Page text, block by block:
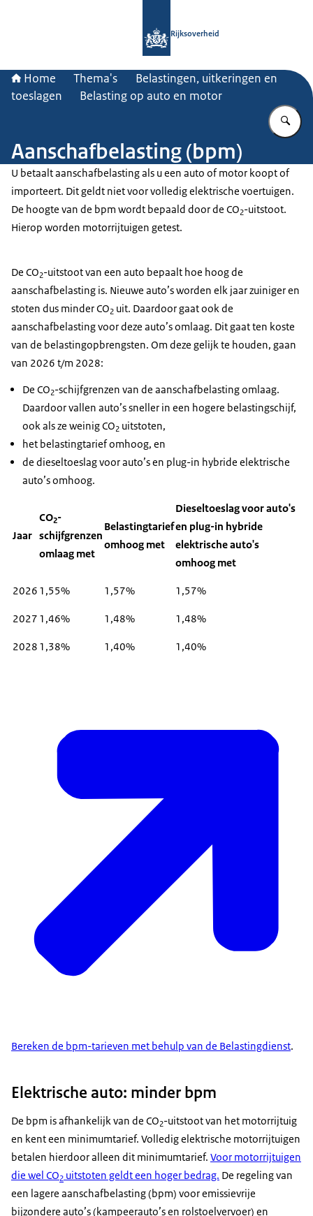
Rijksoverheid
Home Thema's
Belastingen, uitkeringen en
toeslagen
Belasting op auto en motor
Aanschafbelasting (bpm)
U betaalt aanschafbelasting als u een auto of motor koopt of
importeert. Dit geldt niet voor volledig elektrische voertuigen.
De hoogte van de bpm wordt bepaald door de CO2-uitstoot.
Hierop worden motorrijtuigen getest.
De CO2-uitstoot van een auto bepaalt hoe hoog de
aanschafbelasting is. Nieuwe auto’s worden elk jaar zuiniger en
stoten dus minder CO2 uit. Daardoor gaat ook de
aanschafbelasting voor deze auto’s omlaag. Dit gaat ten koste
van de belastingopbrengsten. Om deze gelijk te houden, gaan
van 2026 t/m 2028:
De CO2-schijfgrenzen van de aanschafbelasting omlaag.
Daardoor vallen auto’s sneller in een hogere belastingschijf,
ook als ze weinig CO2 uitstoten,
het belastingtarief omhoog, en
de dieseltoeslag voor auto’s en plug-in hybride elektrische
auto’s omhoog.
Jaar
CO2-
schijfgrenzen
omlaag met
Belastingtarief
omhoog met
Dieseltoeslag voor auto's
en plug-in hybride
elektrische auto's
omhoog met
2026 1,55% 1,57% 1,57%
2027 1,46% 1,48% 1,48%
2028 1,38% 1,40% 1,40%
Bereken de bpm-tarieven met behulp van de Belastingdienst.
Elektrische auto: minder bpm
De bpm is afhankelijk van de CO2-uitstoot van het motorrijtuig
en kent een minimumtarief. Volledig elektrische motorrijtuigen
betalen hierdoor alleen dit minimumtarief. Voor motorrijtuigen
die wel CO2 uitstoten geldt een hoger bedrag. De regeling van
een lagere aanschafbelasting (bpm) voor emissievrije
bijzondere auto’s (kampeerauto’s en rolstoelvervoer) en